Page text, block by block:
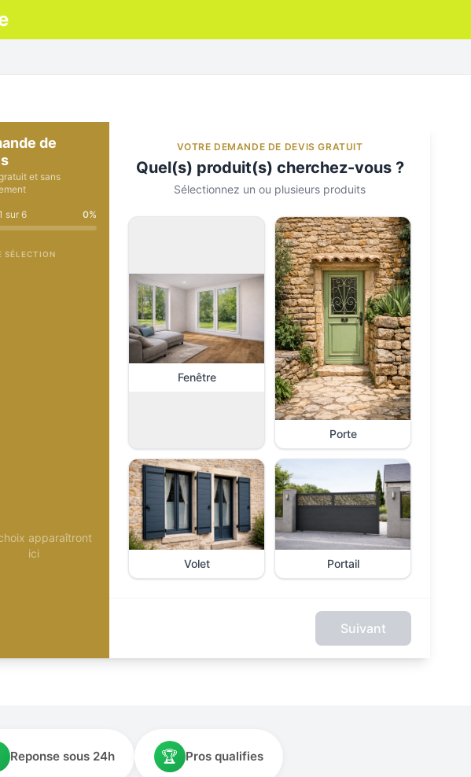
de
et sans
sur 6 0%
SÉLECTION
apparaîtront
ici
VOTRE DEMANDE DE DEVIS GRATUIT
Quel(s) produit(s) cherchez-vous ?
Sélectionnez un ou plusieurs produits
Fenêtre
Porte
Volet Portail
Suivant
Reponse sous 24h 🏆 Pros qualifies